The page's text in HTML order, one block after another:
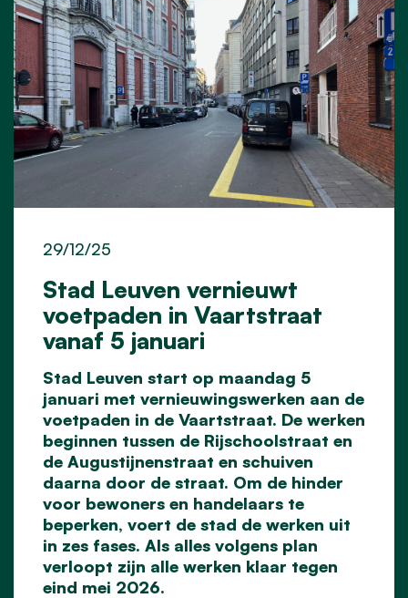
Stad Leuven vernieuwt
voetpaden in Vaartstraat
vanaf 5 januari
29/12/25
Stad Leuven start op maandag 5
januari met vernieuwingswerken aan de
voetpaden in de Vaartstraat. De werken
beginnen tussen de Rijschoolstraat en
de Augustijnenstraat en schuiven
daarna door de straat. Om de hinder
voor bewoners en handelaars te
beperken, voert de stad de werken uit
in zes fases. Als alles volgens plan
verloopt zijn alle werken klaar tegen
eind mei 2026.